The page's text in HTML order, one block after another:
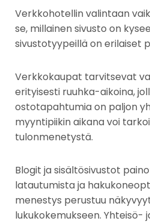
Verkkohotellin valintaan
se, millainen sivusto on
sivustotyypeillä on erilaiset
Verkkokaupat tarvitsevat
erityisesti ruuhka-aikoina,
ostotapahtumia on paljon
myyntipiikin aikana voi
tulonmenetystä.
Blogit ja sisältösivustot
latautumista ja
menestys perustuu
lukukokemukseen. Yhteisö-